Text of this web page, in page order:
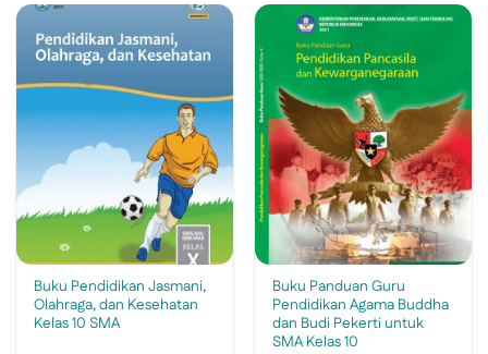
Buku Pendidikan Jasmani,
Olahraga, dan Kesehatan
Kelas 10 SMA
Buku Panduan Guru
Pendidikan Agama Buddha
dan Budi Pekerti untuk
SMA Kelas 10